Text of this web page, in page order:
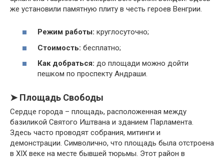
же установили памятную плиту в честь героев Венгрии.
Режим работы: круглосуточно;
Стоимость: бесплатно;
Как добраться: до площади можно дойти
пешком по проспекту Андраши.
➤ Площадь Свободы
Сердце города – площадь, расположенная между
базиликой Святого Иштвана и зданием Парламента.
Здесь часто проводят собрания, митинги и
демонстрации. Символично, что площадь была отстроена
в XIX веке на месте бывшей тюрьмы. Этот район в